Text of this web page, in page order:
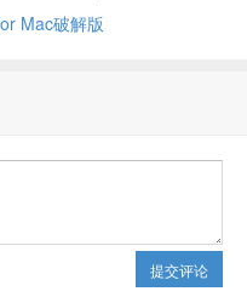
Mac破解版
提交评论